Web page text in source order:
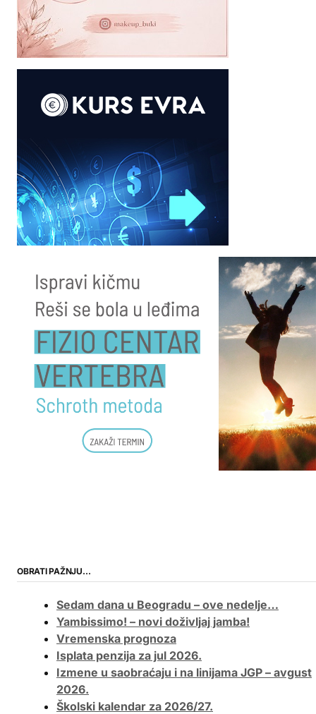
OBRATI PAŽNJU…
Sedam dana u Beogradu – ove nedelje…
Yambissimo! – novi doživljaj jamba!
Vremenska prognoza
Isplata penzija za jul 2026.
Izmene u saobraćaju i na linijama JGP – avgust
2026.
Školski kalendar za 2026/27.